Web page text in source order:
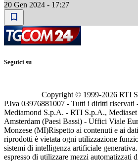
20 Gen 2024 - 17:27
Seguici su
Copyright © 1999-2026 RTI
P.Iva 03976881007 - Tutti i diritti riservati
Mediamond S.p.A. - RTI S.p.A., Mediaset
Amsterdam (Paesi Bassi) - Uffici Viale
Monzese (MI)Rispetto ai contenuti e ai
riprodotti è vietata ogni utilizzazione
sistemi di intelligenza artificiale
espresso di utilizzare mezzi automatizzati